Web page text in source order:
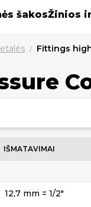
šakosŽinios
/ Fittings
IŠMATAVIMAI
12,7 mm = 1/2″